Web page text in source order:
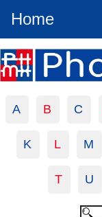
Home
A B C
K L M
T U